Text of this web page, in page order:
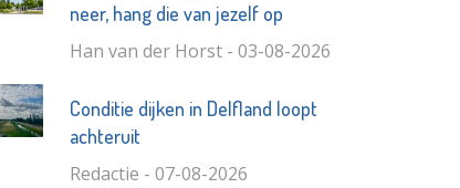
neer, hang die van jezelf op
Han van der Horst - 03-08-2026
Conditie dijken in Delfland loopt
achteruit
Redactie - 07-08-2026